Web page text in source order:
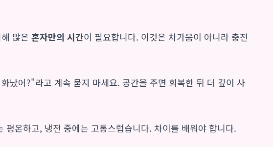
해 많은혼자만의 시간이 필요합니다. 이것은 차가움이 아니라 충전
났어?"라고 계속 묻지 마세요. 공간을 주면 회복한 뒤 더 깊이 사
온하고, 냉전 중에는 고통스럽습니다. 차이를 배워야 합니다.